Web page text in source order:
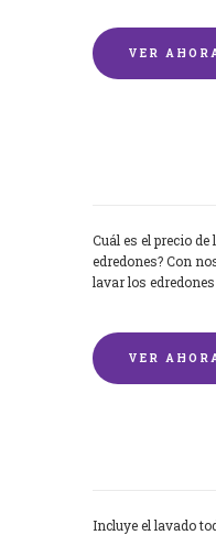
VER
Cuál es el precio
edredones? Con
lavar los
VER
Incluye el lavado